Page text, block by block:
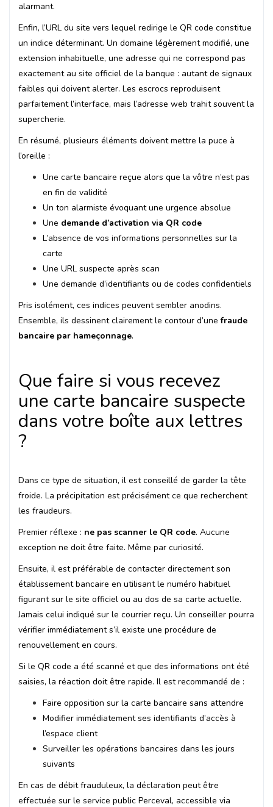
alarmant.
Enfin, l’URL du site vers lequel redirige le QR code constitue
un indice déterminant. Un domaine légèrement modifié, une
extension inhabituelle, une adresse qui ne correspond pas
exactement au site officiel de la banque : autant de signaux
faibles qui doivent alerter. Les escrocs reproduisent
parfaitement l’interface, mais l’adresse web trahit souvent la
supercherie.
En résumé, plusieurs éléments doivent mettre la puce à
l’oreille :
Une carte bancaire reçue alors que la vôtre n’est pas
en fin de validité
Un ton alarmiste évoquant une urgence absolue
Une demande d’activation via QR code
L’absence de vos informations personnelles sur la
carte
Une URL suspecte après scan
Une demande d’identifiants ou de codes confidentiels
Pris isolément, ces indices peuvent sembler anodins.
Ensemble, ils dessinent clairement le contour d’unefraude
bancaire par hameçonnage.
Que faire si vous recevez
une carte bancaire suspecte
dans votre boîte aux lettres
?
Dans ce type de situation, il est conseillé de garder la tête
froide. La précipitation est précisément ce que recherchent
les fraudeurs.
Premier réflexe : ne pas scanner le QR code. Aucune
exception ne doit être faite. Même par curiosité.
Ensuite, il est préférable de contacter directement son
établissement bancaire en utilisant le numéro habituel
figurant sur le site officiel ou au dos de sa carte actuelle.
Jamais celui indiqué sur le courrier reçu. Un conseiller pourra
vérifier immédiatement s’il existe une procédure de
renouvellement en cours.
Si le QR code a été scanné et que des informations ont été
saisies, la réaction doit être rapide. Il est recommandé de :
Faire opposition sur la carte bancaire sans attendre
Modifier immédiatement ses identifiants d’accès à
l’espace client
Surveiller les opérations bancaires dans les jours
suivants
En cas de débit frauduleux, la déclaration peut être
effectuée sur le service public Perceval, accessible via